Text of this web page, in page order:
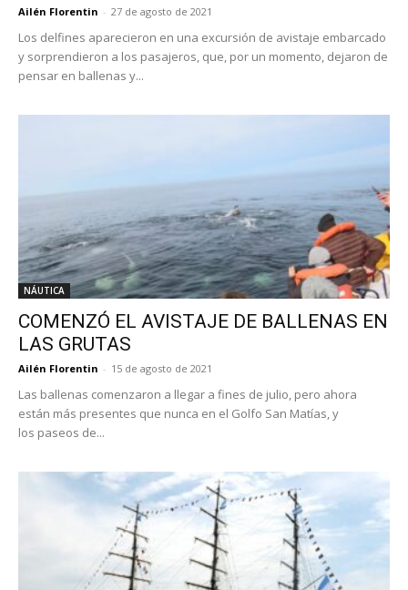
Ailén Florentin - 27 de agosto de 2021
Los delfines aparecieron en una excursión de avistaje embarcado
y sorprendieron a los pasajeros, que, por un momento, dejaron de
pensar en ballenas y...
NÁUTICA
COMENZÓ EL AVISTAJE DE BALLENAS EN
LAS GRUTAS
Ailén Florentin - 15 de agosto de 2021
Las ballenas comenzaron a llegar a fines de julio, pero ahora
están más presentes que nunca en el Golfo San Matías, y
los paseos de...